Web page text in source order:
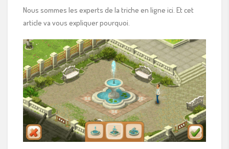
Nous sommes les experts de la triche en ligne ici. Et cet
article va vous expliquer pourquoi.